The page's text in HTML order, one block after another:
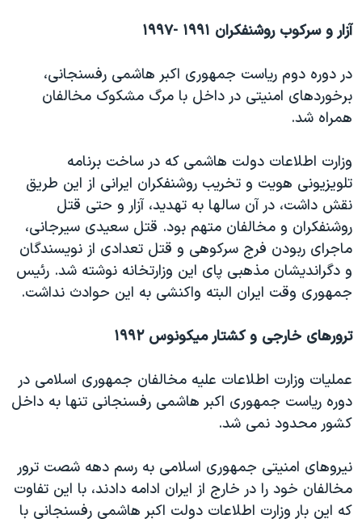
آزار و سرکوب روشنفکران ۱۹۹۱ -۱۹۹۷
در دوره دوم ریاست جمهوری اکبر هاشمی رفسنجانی،
برخوردهای امنیتی در داخل با مرگ مشکوک مخالفان
همراه شد.
وزارت اطلاعات دولت هاشمی که در ساخت برنامه
تلویزیونی هویت و تخریب روشنفکران ایرانی از این طریق
نقش داشت، در آن سالها به تهدید، آزار و حتی قتل
روشنفکران و مخالفان متهم بود. قتل سعیدی سیرجانی،
ماجرای ربودن فرج سرکوهی و قتل تعدادی از نویسندگان
و دگراندیشان مذهبی پای این وزارتخانه نوشته شد. رئیس
جمهوری وقت ایران البته واکنشی به این حوادث نداشت.
ترورهای خارجی و کشتار میکونوس ۱۹۹۲
عملیات وزارت اطلاعات علیه مخالفان جمهوری اسلامی در
دوره ریاست جمهوری اکبر هاشمی رفسنجانی تنها به داخل
کشور محدود نمی شد.
نیروهای امنیتی جمهوری اسلامی به رسم دهه شصت ترور
مخالفان خود را در خارج از ایران ادامه دادند، با این تفاوت
که این بار وزارت اطلاعات دولت اکبر هاشمی رفسنجانی با